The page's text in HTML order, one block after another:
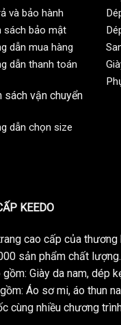
và bảo hành
sách bảo mật
dẫn mua hàng
dẫn thanh toán
sách vận chuyển
dẫn chọn size
KEEDO
cao cấp của thương
sản phẩm chất lượng.
Giày da nam, dép
Áo sơ mi, áo thun
cùng nhiều chương